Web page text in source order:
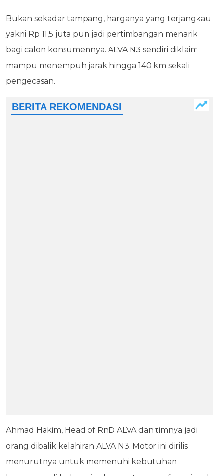
Bukan sekadar tampang, harganya yang terjangkau
yakni Rp 11,5 juta pun jadi pertimbangan menarik
bagi calon konsumennya. ALVA N3 sendiri diklaim
mampu menempuh jarak hingga 140 km sekali
pengecasan.
Ahmad Hakim, Head of RnD ALVA dan timnya jadi
orang dibalik kelahiran ALVA N3. Motor ini dirilis
menurutnya untuk memenuhi kebutuhan